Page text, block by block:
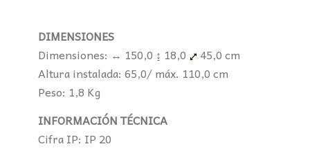
DIMENSIONES
Dimensiones: ↔ 150,0 ↨ 18,0
45,0 cm
Altura instalada: 65,0/ máx. 110,0 cm
Peso: 1,8 Kg
INFORMACIÓN TÉCNICA
Cifra IP: IP 20